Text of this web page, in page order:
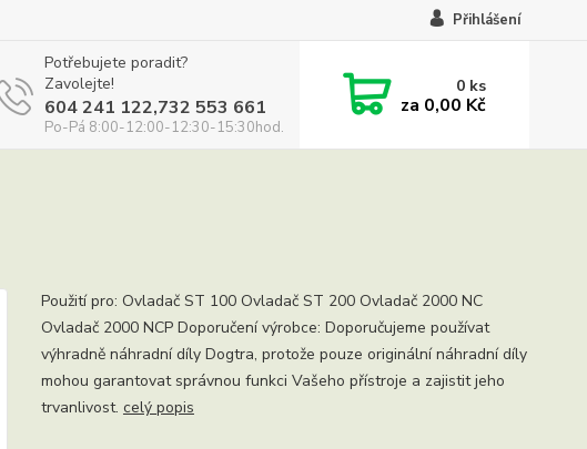
Přihlášení
Potřebujete poradit?
Zavolejte!
604 241 122,732 553 661
Po-Pá 8:00-12:00-12:30-15:30hod.
0 ks
za 0,00 Kč
Použití pro: Ovladač ST 100 Ovladač ST 200 Ovladač 2000 NC
Ovladač 2000 NCP Doporučení výrobce: Doporučujeme používat
výhradně náhradní díly Dogtra, protože pouze originální náhradní díly
mohou garantovat správnou funkci Vašeho přístroje a zajistit jeho
trvanlivost. celý popis